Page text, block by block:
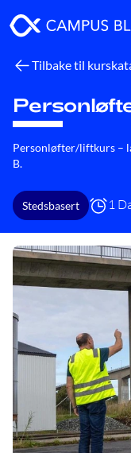
Tilbake til
Personløfter/liftkurs –
B.
Stedsbasert 1